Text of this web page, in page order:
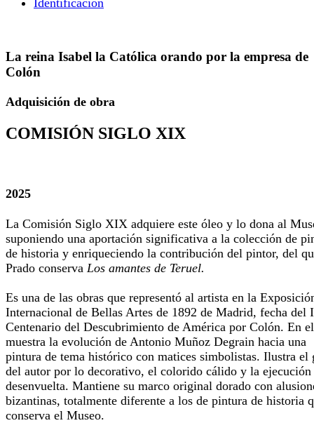
La reina Isabel la Católica orando por la empresa de
Colón
Adquisición de obra
COMISIÓN SIGLO XIX
2025
La Comisión Siglo XIX adquiere este óleo y lo dona al
suponiendo una aportación significativa a la colección de
de historia y enriqueciendo la contribución del pintor, del
Prado conserva Los amantes de Teruel.
Es una de las obras que representó al artista en la
Internacional de Bellas Artes de 1892 de Madrid, fecha del
Centenario del Descubrimiento de América por Colón. En
muestra la evolución de Antonio Muñoz Degrain hacia una
pintura de tema histórico con matices simbolistas. Ilustra el
del autor por lo decorativo, el colorido cálido y la
desenvuelta. Mantiene su marco original dorado con
bizantinas, totalmente diferente a los de pintura de historia
conserva el Museo.